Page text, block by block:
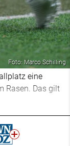
Foto: Marco Schilling
eine
Rasen. Das gilt